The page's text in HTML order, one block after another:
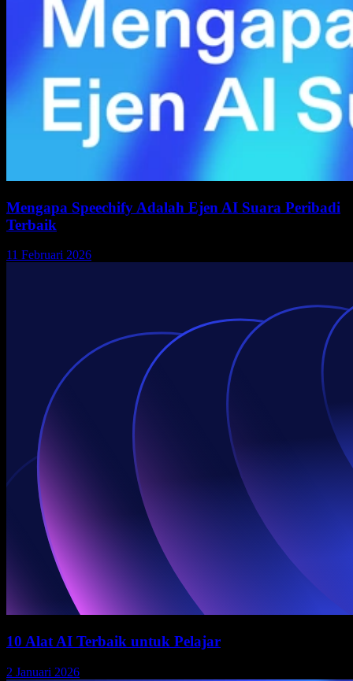
Mengapa Speechify Adalah Ejen AI Suara Peribadi
Terbaik
11 Februari 2026
10 Alat AI Terbaik untuk Pelajar
2 Januari 2026